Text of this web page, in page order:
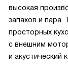
высокая
запахов и пара.
просторных
с внешним
и акустический